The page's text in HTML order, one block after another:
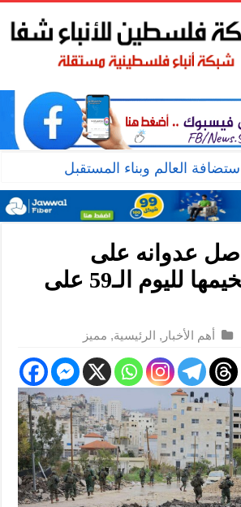
العالم وبناء المستقبل
عدوانه على
طولكرم ومخيمها لليوم الـ59 على
أهم الأخبار , الرئيسية, مميز